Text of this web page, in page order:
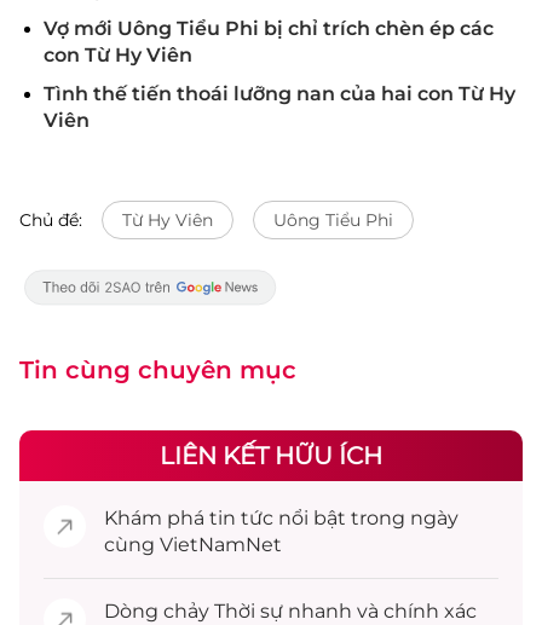
Vợ mới Uông Tiểu Phi bị chỉ trích chèn ép các
con Từ Hy Viên
Tình thế tiến thoái lưỡng nan của hai con Từ Hy
Viên
Chủ đề: Từ Hy Viên Uông Tiểu Phi
Tin cùng chuyên mục
LIÊN KẾT HỮU ÍCH
Khám phá tin tức nổi bật trong ngày
cùng VietNamNet
Dòng chảy Thời sự nhanh và chính xác